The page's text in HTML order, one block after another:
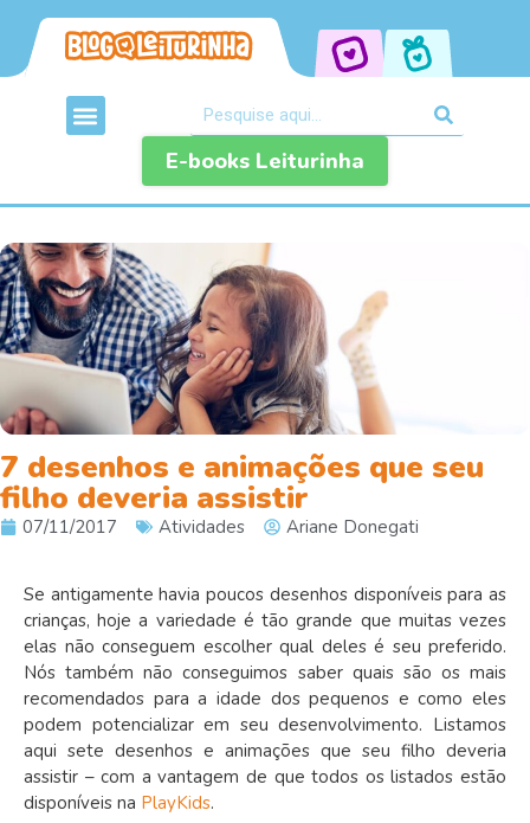
E-books Leiturinha
7 desenhos e animações que seu
filho deveria assistir
07/11/2017 Atividades Ariane Donegati
Se antigamente havia poucos desenhos disponíveis para as
crianças, hoje a variedade é tão grande que muitas vezes
elas não conseguem escolher qual deles é seu preferido.
Nós também não conseguimos saber quais são os mais
recomendados para a idade dos pequenos e como eles
podem potencializar em seu desenvolvimento. Listamos
aqui sete desenhos e animações que seu filho deveria
assistir – com a vantagem de que todos os listados estão
disponíveis na PlayKids.